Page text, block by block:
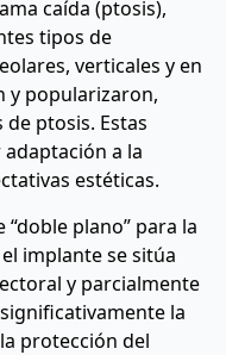
caída (ptosis),
tipos de
verticales y en
y popularizaron,
ptosis. Estas
a la
estéticas.
plano” para la
implante se sitúa
y parcialmente
la
protección del